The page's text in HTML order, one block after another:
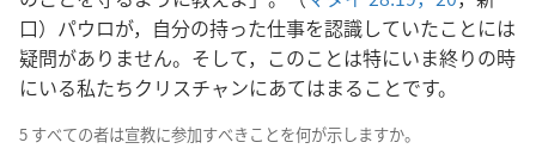
口）パウロが，自分の持った仕事を認識していたことには
疑問がありません。そして，このことは特にいま終りの時
にいる私たちクリスチャンにあてはまることです。
5 すべての者は宣教に参加すべきことを何が示しますか。